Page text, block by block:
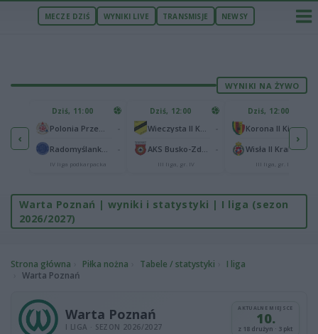
MECZE DZIŚ WYNIKI LIVE TRANSMISJE NEWSY
WYNIKI NA ŻYWO
‹
1
1
Dziś, 11:00
IV liga podkarpacka
Dziś, 12:00
III liga, gr. IV
Dziś, 12:00
Korona II Kielce
Wisła II Kraków
III liga, gr. IV
›
Warta Poznań | wyniki i statystyki | I liga (sezon
2026/2027)
Strona główna Piłka nożna Tabele / statystyki
I liga
Warta Poznań
Warta Poznań
I LIGA · SEZON 2026/2027
AKTUALNE MIEJSCE
10.
z 18 drużyn · 3 pkt